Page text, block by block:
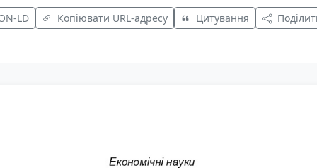
LD Копіювати URL-адресу Цитування